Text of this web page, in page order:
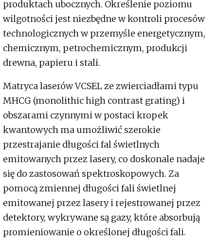
produktach ubocznych. Określenie poziomu
wilgotności jest niezbędne w kontroli procesów
technologicznych w przemyśle energetycznym,
chemicznym, petrochemicznym, produkcji
drewna, papieru i stali.
Matryca laserów VCSEL ze zwierciadłami typu
MHCG (monolithic high contrast grating) i
obszarami czynnymi w postaci kropek
kwantowych ma umożliwić szerokie
przestrajanie długości fal świetlnych
emitowanych przez lasery, co doskonale nadaje
się do zastosowań spektroskopowych. Za
pomocą zmiennej długości fali świetlnej
emitowanej przez lasery i rejestrowanej przez
detektory, wykrywane są gazy, które absorbują
promieniowanie o określonej długości fali.